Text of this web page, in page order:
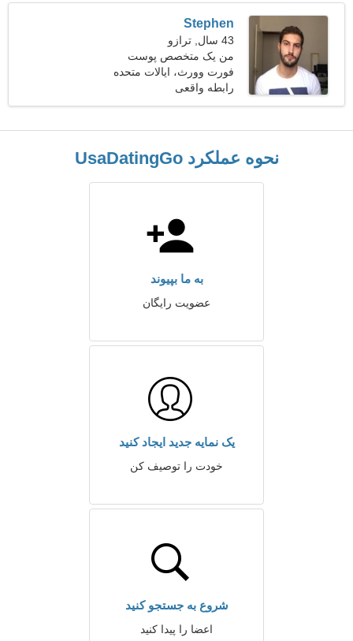
Stephen
43 سال, ترازو
من یک متخصص پوست
هستم، به یک خانم احساساتی
نیاز دارم
فورت وورث، ایالات متحده
آمریکا
رابطه واقعی
نحوه عملکرد UsaDatingGo
به ما بپیوند
عضویت رایگان
یک نمایه جدید ایجاد کنید
خودت را توصیف کن
شروع به جستجو کنید
اعضا را پیدا کنید